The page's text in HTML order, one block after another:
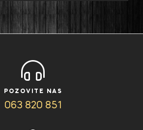
POZOVITE NAS
063 820 851